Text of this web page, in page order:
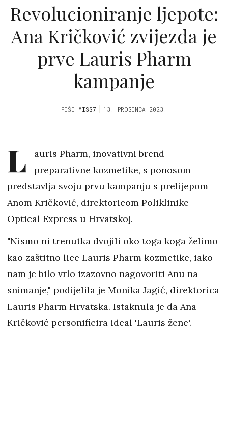
Revolucioniranje ljepote:
Ana Kričković zvijezda je
prve Lauris Pharm
kampanje
PIŠE MISS7 13. PROSINCA 2023.
L
auris Pharm, inovativni brend
preparativne kozmetike, s ponosom
predstavlja svoju prvu kampanju s prelijepom
Anom Kričković, direktoricom Poliklinike
Optical Express u Hrvatskoj.
"Nismo ni trenutka dvojili oko toga koga želimo
kao zaštitno lice Lauris Pharm kozmetike, iako
nam je bilo vrlo izazovno nagovoriti Anu na
snimanje," podijelila je Monika Jagić, direktorica
Lauris Pharm Hrvatska. Istaknula je da Ana
Kričković personificira ideal 'Lauris žene'.